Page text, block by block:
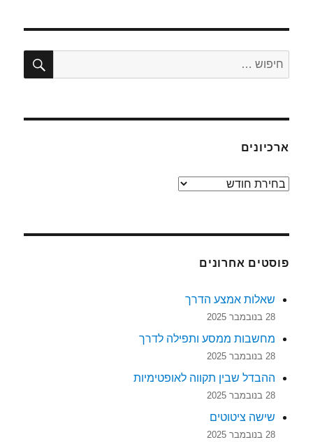
חפש:
ארכיונים
ארכיונים
פוסטים אחרונים
שאלות אמצע הדרך
28 בנובמבר 2025
מחשבות ממסע ותפילה לדרך
28 בנובמבר 2025
ההבדל שבין תקווה לאופטימיות
28 בנובמבר 2025
שישה ציטוטים
28 בנובמבר 2025